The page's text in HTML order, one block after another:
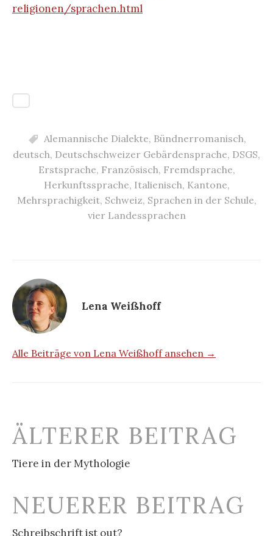
religionen/sprachen.html
Alemannische Dialekte, Bündnerromanisch,
deutsch, Deutschschweizer Gebärdensprache, DSGS,
Erstsprache, Französisch, Fremdsprache,
Herkunftssprache, Italienisch, Kantone,
Mehrsprachigkeit, Schweiz, Sprachen in der Schule,
vier Landessprachen
Lena Weißhoff
Alle Beiträge von Lena Weißhoff ansehen →
Beitrags-
ÄLTERER BEITRAG
Tiere in der Mythologie
NEUERER BEITRAG
Schreibschrift ist out?